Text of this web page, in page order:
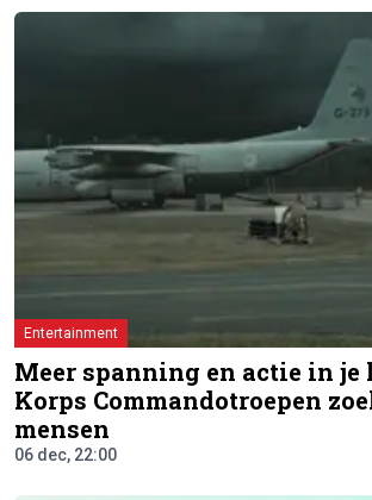
Entertainment
Meer spanning en actie in je
Korps Commandotroepen
mensen
06 dec, 22:00